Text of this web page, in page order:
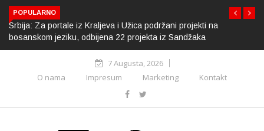
POPULARNO
Srbija: Za portale iz Kraljeva i Užica podržani projekti na
bosanskom jeziku, odbijena 22 projekta iz Sandžaka
7 Augusta, 2026
O nama
Impresum Marketing Kontakt